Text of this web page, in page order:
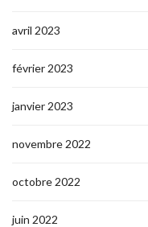
avril 2023
février 2023
janvier 2023
novembre 2022
octobre 2022
juin 2022